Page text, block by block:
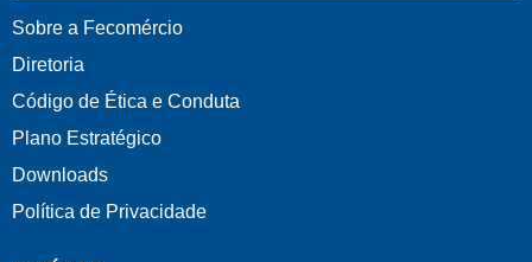
Sobre a Fecomércio
Diretoria
Código de Ética e Conduta
Plano Estratégico
Downloads
Política de Privacidade